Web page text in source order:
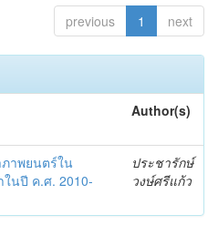
previous 1 next
Author(s)
ภาพยนตร์ใน
นปี ค.ศ. 2010-
ประชารักษ์
วงษ์ศรีแก้ว